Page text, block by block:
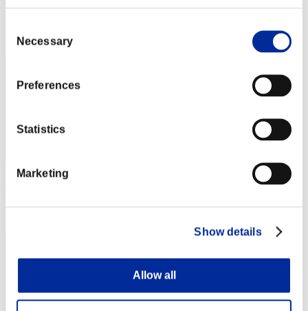
Selection
Necessary
Preferences
Statistics
Marketing
Show details
Allow all
111
Puntos: -